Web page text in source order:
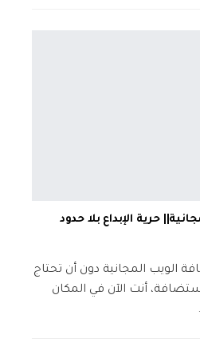
حرية الإبداع بلا حدود
الويب المجانية دون أن تحتاج
أنت الآن في المكان